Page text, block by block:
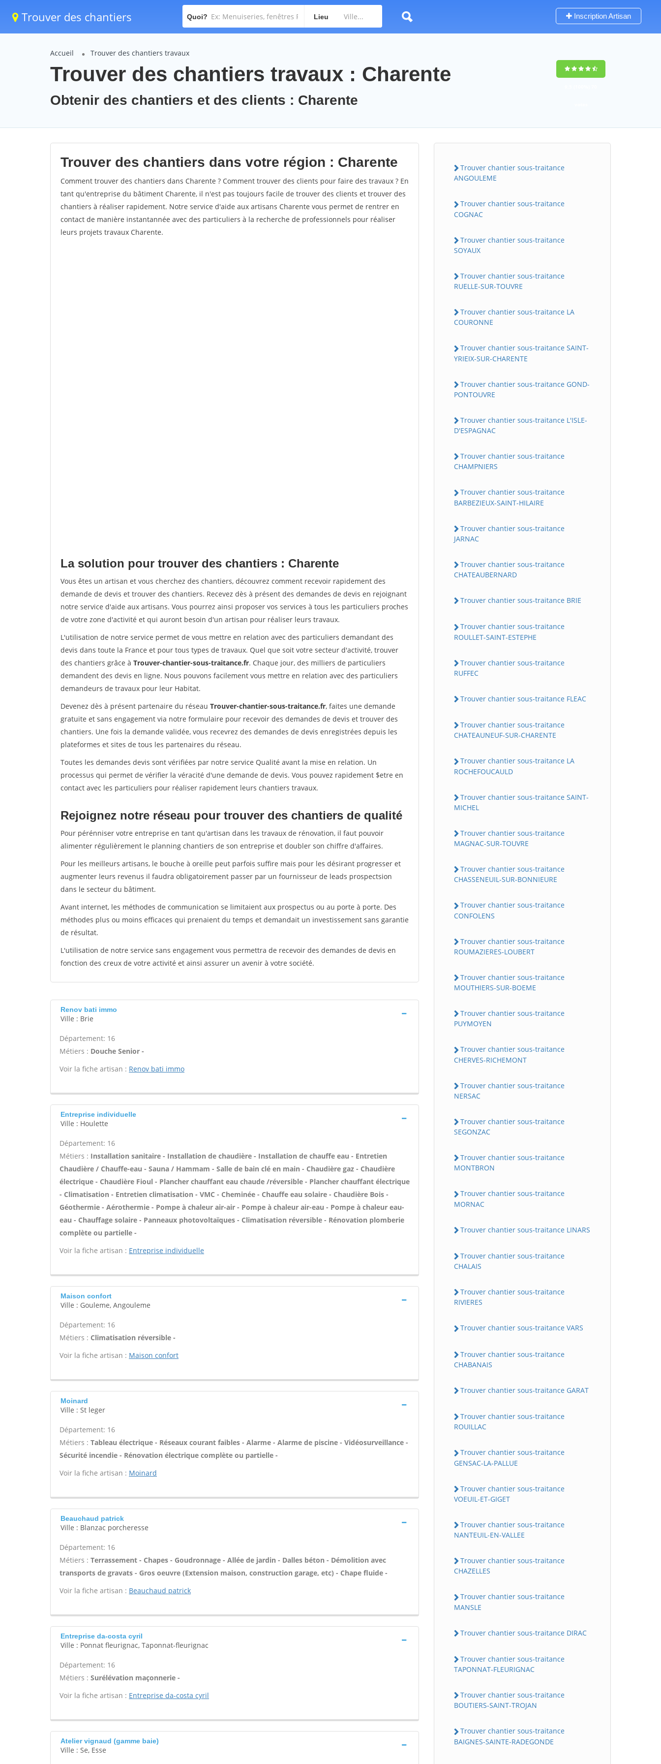
Trouver des chantiers Quoi? Lieu Inscription Artisan
Accueil Trouver des chantiers travaux
Trouver des chantiers travaux : Charente
Obtenir des chantiers et des clients : Charente
Trouver des chantiers dans votre région : Charente
Comment trouver des chantiers dans Charente ? Comment trouver des clients pour faire des travaux ? En
tant qu'entreprise du bâtiment Charente, il n'est pas toujours facile de trouver des clients et trouver des
chantiers à réaliser rapidement. Notre service d'aide aux artisans Charente vous permet de rentrer en
contact de manière instantannée avec des particuliers à la recherche de professionnels pour réaliser
leurs projets travaux Charente.
La solution pour trouver des chantiers : Charente
Vous êtes un artisan et vous cherchez des chantiers, découvrez comment recevoir rapidement des
demande de devis et trouver des chantiers. Recevez dès à présent des demandes de devis en rejoignant
notre service d'aide aux artisans. Vous pourrez ainsi proposer vos services à tous les particuliers proches
de votre zone d'activité et qui auront besoin d'un artisan pour réaliser leurs travaux.
L'utilisation de notre service permet de vous mettre en relation avec des particuliers demandant des
devis dans toute la France et pour tous types de travaux. Quel que soit votre secteur d'activité, trouver
des chantiers grâce à Trouver-chantier-sous-traitance.fr. Chaque jour, des milliers de particuliers
demandent des devis en ligne. Nous pouvons facilement vous mettre en relation avec des particuliers
demandeurs de travaux pour leur Habitat.
Devenez dès à présent partenaire du réseau Trouver-chantier-sous-traitance.fr, faites une demande
gratuite et sans engagement via notre formulaire pour recevoir des demandes de devis et trouver des
chantiers. Une fois la demande validée, vous recevrez des demandes de devis enregistrées depuis les
plateformes et sites de tous les partenaires du réseau.
Toutes les demandes devis sont vérifiées par notre service Qualité avant la mise en relation. Un
processus qui permet de vérifier la véracité d'une demande de devis. Vous pouvez rapidement $etre en
contact avec les particuliers pour réaliser rapidement leurs chantiers travaux.
Rejoignez notre réseau pour trouver des chantiers de qualité
Pour pérénniser votre entreprise en tant qu'artisan dans les travaux de rénovation, il faut pouvoir
alimenter régulièrement le planning chantiers de son entreprise et doubler son chiffre d'affaires.
Pour les meilleurs artisans, le bouche à oreille peut parfois suffire mais pour les désirant progresser et
augmenter leurs revenus il faudra obligatoirement passer par un fournisseur de leads prospectsion
dans le secteur du bâtiment.
Avant internet, les méthodes de communication se limitaient aux prospectus ou au porte à porte. Des
méthodes plus ou moins efficaces qui prenaient du temps et demandait un investissement sans garantie
de résultat.
L'utilisation de notre service sans engagement vous permettra de recevoir des demandes de devis en
fonction des creux de votre activité et ainsi assurer un avenir à votre société.
Renov bati immo
Ville : Brie
Département: 16
Métiers : Douche Senior -
Voir la fiche artisan : Renov bati immo
Entreprise individuelle
Ville : Houlette
Département: 16
Métiers : Installation sanitaire - Installation de chaudière - Installation de chauffe eau - Entretien
Chaudière / Chauffe-eau - Sauna / Hammam - Salle de bain clé en main - Chaudière gaz - Chaudière
électrique - Chaudière Fioul - Plancher chauffant eau chaude /réversible - Plancher chauffant électrique
- Climatisation - Entretien climatisation - VMC - Cheminée - Chauffe eau solaire - Chaudière Bois -
Géothermie - Aérothermie - Pompe à chaleur air-air - Pompe à chaleur air-eau - Pompe à chaleur eau-
eau - Chauffage solaire - Panneaux photovoltaïques - Climatisation réversible - Rénovation plomberie
complète ou partielle -
Voir la fiche artisan : Entreprise individuelle
Maison confort
Ville : Gouleme, Angouleme
Département: 16
Métiers : Climatisation réversible -
Voir la fiche artisan : Maison confort
Moinard
Ville : St leger
Département: 16
Métiers : Tableau électrique - Réseaux courant faibles - Alarme - Alarme de piscine - Vidéosurveillance -
Sécurité incendie - Rénovation électrique complète ou partielle -
Voir la fiche artisan : Moinard
Beauchaud patrick
Ville : Blanzac porcheresse
Département: 16
Métiers : Terrassement - Chapes - Goudronnage - Allée de jardin - Dalles béton - Démolition avec
transports de gravats - Gros oeuvre (Extension maison, construction garage, etc) - Chape fluide -
Voir la fiche artisan : Beauchaud patrick
Entreprise da-costa cyril
Ville : Ponnat fleurignac, Taponnat-fleurignac
Département: 16
Métiers : Surélévation maçonnerie -
Voir la fiche artisan : Entreprise da-costa cyril
Atelier vignaud (gamme baie)
Ville : Se, Esse
Trouver chantier sous-traitance
ANGOULEME
Trouver chantier sous-traitance
COGNAC
Trouver chantier sous-traitance
SOYAUX
Trouver chantier sous-traitance
RUELLE-SUR-TOUVRE
Trouver chantier sous-traitance LA
COURONNE
Trouver chantier sous-traitance SAINT-
YRIEIX-SUR-CHARENTE
Trouver chantier sous-traitance GOND-
PONTOUVRE
Trouver chantier sous-traitance L'ISLE-
D'ESPAGNAC
Trouver chantier sous-traitance
CHAMPNIERS
Trouver chantier sous-traitance
BARBEZIEUX-SAINT-HILAIRE
Trouver chantier sous-traitance
JARNAC
Trouver chantier sous-traitance
CHATEAUBERNARD
Trouver chantier sous-traitance BRIE
Trouver chantier sous-traitance
ROULLET-SAINT-ESTEPHE
Trouver chantier sous-traitance
RUFFEC
Trouver chantier sous-traitance FLEAC
Trouver chantier sous-traitance
CHATEAUNEUF-SUR-CHARENTE
Trouver chantier sous-traitance LA
ROCHEFOUCAULD
Trouver chantier sous-traitance SAINT-
MICHEL
Trouver chantier sous-traitance
MAGNAC-SUR-TOUVRE
Trouver chantier sous-traitance
CHASSENEUIL-SUR-BONNIEURE
Trouver chantier sous-traitance
CONFOLENS
Trouver chantier sous-traitance
ROUMAZIERES-LOUBERT
Trouver chantier sous-traitance
MOUTHIERS-SUR-BOEME
Trouver chantier sous-traitance
PUYMOYEN
Trouver chantier sous-traitance
CHERVES-RICHEMONT
Trouver chantier sous-traitance
NERSAC
Trouver chantier sous-traitance
SEGONZAC
Trouver chantier sous-traitance
MONTBRON
Trouver chantier sous-traitance
MORNAC
Trouver chantier sous-traitance LINARS
Trouver chantier sous-traitance
CHALAIS
Trouver chantier sous-traitance
RIVIERES
Trouver chantier sous-traitance VARS
Trouver chantier sous-traitance
CHABANAIS
Trouver chantier sous-traitance GARAT
Trouver chantier sous-traitance
ROUILLAC
Trouver chantier sous-traitance
GENSAC-LA-PALLUE
Trouver chantier sous-traitance
VOEUIL-ET-GIGET
Trouver chantier sous-traitance
NANTEUIL-EN-VALLEE
Trouver chantier sous-traitance
CHAZELLES
Trouver chantier sous-traitance
MANSLE
Trouver chantier sous-traitance DIRAC
Trouver chantier sous-traitance
TAPONNAT-FLEURIGNAC
Trouver chantier sous-traitance
BOUTIERS-SAINT-TROJAN
Trouver chantier sous-traitance
BAIGNES-SAINTE-RADEGONDE